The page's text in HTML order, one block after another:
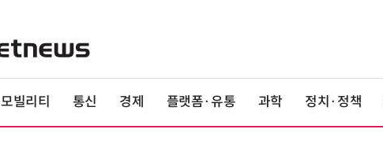
모빌리티 통신 경제 플랫폼·유통 과학 정치·정책